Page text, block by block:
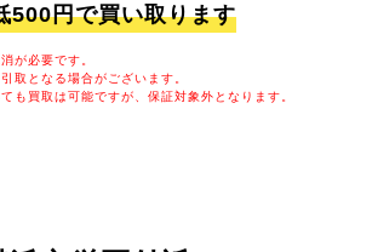
500円で買い取ります
が必要です。
取となる場合がございます。
も買取は可能ですが、保証対象外となります。